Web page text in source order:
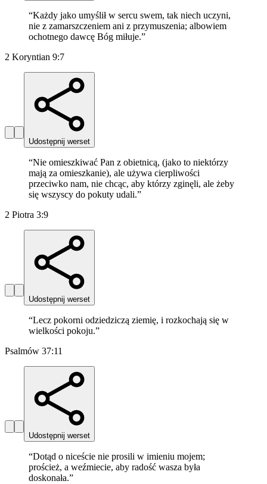
“Każdy jako umyślił w sercu swem, tak niech uczyni,
nie z zamarszczeniem ani z przymuszenia; albowiem
ochotnego dawcę Bóg miłuje.”
2 Koryntian 9:7
Udostępnij werset
“Nie omieszkiwać Pan z obietnicą, (jako to niektórzy
mają za omieszkanie), ale używa cierpliwości
przeciwko nam, nie chcąc, aby którzy zginęli, ale żeby
się wszyscy do pokuty udali.”
2 Piotra 3:9
Udostępnij werset
“Lecz pokorni odziedziczą ziemię, i rozkochają się w
wielkości pokoju.”
Psalmów 37:11
Udostępnij werset
“Dotąd o niceście nie prosili w imieniu mojem;
proścież, a weźmiecie, aby radość wasza była
doskonała.”